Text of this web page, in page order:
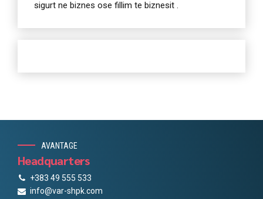
sigurt ne biznes ose fillim te biznesit .
AVANTAGE
Headquarters
+383 49 555 533
info@var-shpk.com